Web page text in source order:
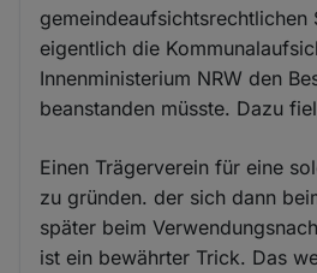
gemeindeaufsichtsrechtlichen
eigentlich die
Innenministerium NRW den
beanstanden müsste. Dazu
Einen Trägerverein für eine
zu gründen. der sich dann
später beim
ist ein bewährter Trick. Das